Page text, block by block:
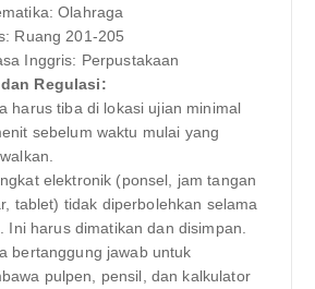
Olahraga
Ruang 201-205
Inggris: Perpustakaan
Regulasi:
harus tiba di lokasi ujian minimal
sebelum waktu mulai yang
elektronik (ponsel, jam tangan
tablet) tidak diperbolehkan selama
Ini harus dimatikan dan disimpan.
bertanggung jawab untuk
pulpen, pensil, dan kalkulator